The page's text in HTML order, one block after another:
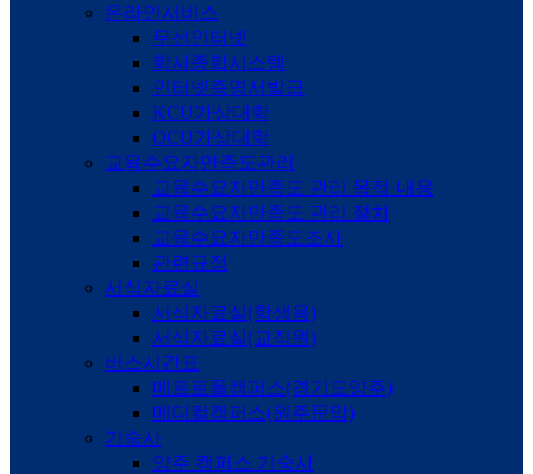
온라인서비스
무선인터넷
학사종합시스템
인터넷증명서발급
KCU가상대학
OCU가상대학
교육수요자만족도관리
교육수요자만족도 관리 목적·내용
교육수요자만족도 관리 절차
교육수요자만족도조사
관련규정
서식자료실
서식자료실(학생용)
서식자료실(교직원)
버스시간표
메트로폴캠퍼스(경기도양주)
메디컬캠퍼스(원주문막)
기숙사
양주 캠퍼스 기숙사